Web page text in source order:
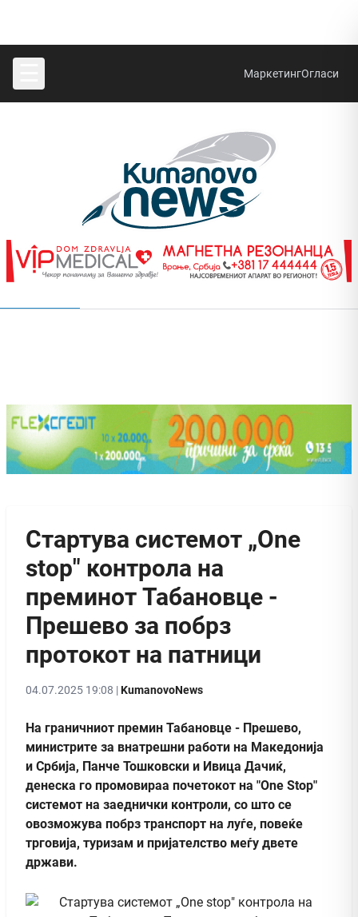
МаркетингОгласи
Стартува системот „One
stop" контрола на
преминот Табановце -
Прешево за побрз
протокот на патници
04.07.2025 19:08 |KumanovoNews
На граничниот премин Табановце - Прешево,
министрите за внатрешни работи на Македонија
и Србија, Панче Тошковски и Ивица Дачиќ,
денеска го промовираа почетокот на "One Stop"
системот на заеднички контроли, со што се
овозможува побрз транспорт на луѓе, повеќе
трговија, туризам и пријателство меѓу двете
држави.